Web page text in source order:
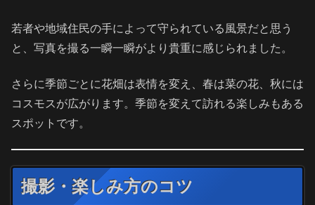
若者や地域住民の手によって守られている風景だと思う
と、写真を撮る一瞬一瞬がより貴重に感じられました。
さらに季節ごとに花畑は表情を変え、春は菜の花、秋には
コスモスが広がります。季節を変えて訪れる楽しみもある
スポットです。
撮影・楽しみ方のコツ